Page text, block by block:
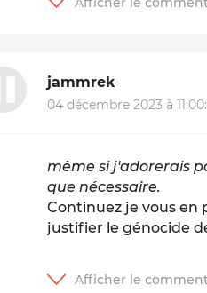
jammrek
04 décembre 2023 à
même si j'adorerais
que nécessaire.
Continuez je vous
justifier le génocide